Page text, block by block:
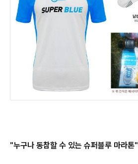
"누구나 동참할 수 있는 슈퍼블루 마라톤"